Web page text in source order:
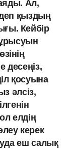
Ал,
деп қыздың
Кейбір
ұрысуын
десеңіз,
қосуына
әлсіз,
елдің
керек
еш салық